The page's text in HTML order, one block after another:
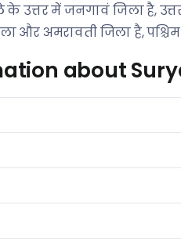
के उत्तर में जनगावं जिला है,
और अमरावती जिला है, पश्चिम
about